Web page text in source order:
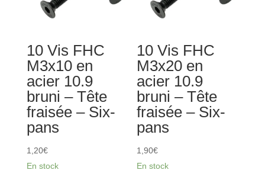
12.9
Tête
cylindrique
-
Six-
pans
12.9
Tête
cylindrique
-
Six-
pans
10 Vis FHC
M3x10 en
acier 10.9
bruni – Tête
fraisée – Six-
pans
1,20€
En stock
10 Vis FHC
M3x20 en
acier 10.9
bruni – Tête
fraisée – Six-
pans
1,90€
En stock